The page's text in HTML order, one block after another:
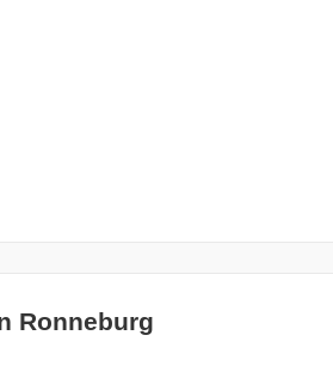
Ronneburg